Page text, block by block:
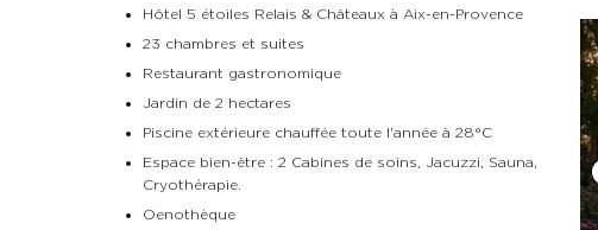
Hôtel 5 étoiles Relais & Châteaux à Aix-en-Provence
23 chambres et suites
Restaurant gastronomique
Jardin de 2 hectares
Piscine extérieure chauffée toute l'année à 28°C
Espace bien-être : 2 Cabines de soins, Jacuzzi, Sauna,
Cryothérapie.
Oenothèque